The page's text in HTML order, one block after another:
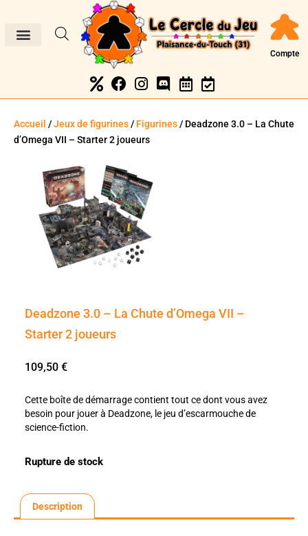
Compte
Accueil /Jeux de figurines/ Figurines/ Deadzone 3.0 – La Chute
d’Omega VII – Starter 2 joueurs
Deadzone 3.0 – La Chute d’Omega VII –
Starter 2 joueurs
109,50 €
Cette boîte de démarrage contient tout ce dont vous avez
besoin pour jouer à Deadzone, le jeu d’escarmouche de
science-fiction.
Rupture de stock
Description